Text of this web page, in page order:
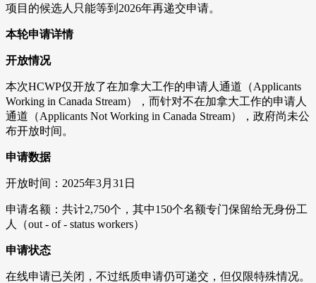
项目的候选人只能等到2026年再递交申请。
本轮申请详情
开放情况
本次HCWP仅开放了在加拿大工作的申请人通道（Applicants
Working in Canada Stream），而针对不在加拿大工作的申请人
通道（Applicants Not Working in Canada Stream），政府尚未公
布开放时间。
申请数据
开放时间：2025年3月31日
申请名额：共计2,750个，其中150个名额专门保留给无身份工
人（out - of - status workers）
申请状态
在线申请已关闭，不过纸质申请仍可递交，但仅限特殊情况。